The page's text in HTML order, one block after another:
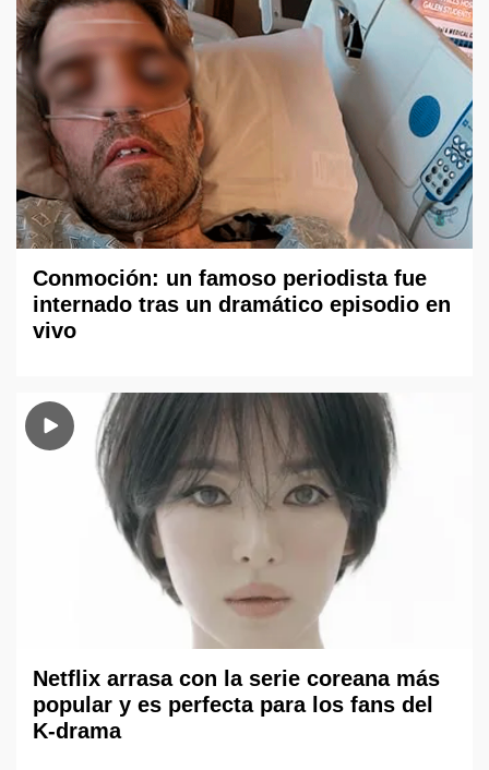
Conmoción: un famoso periodista fue
internado tras un dramático episodio en
vivo
Netflix arrasa con la serie coreana más
popular y es perfecta para los fans del
K-drama